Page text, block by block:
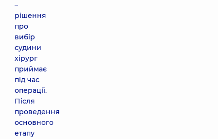
–
рішення
про
вибір
судини
хірург
приймає
під час
операції.
Після
проведення
основного
етапу